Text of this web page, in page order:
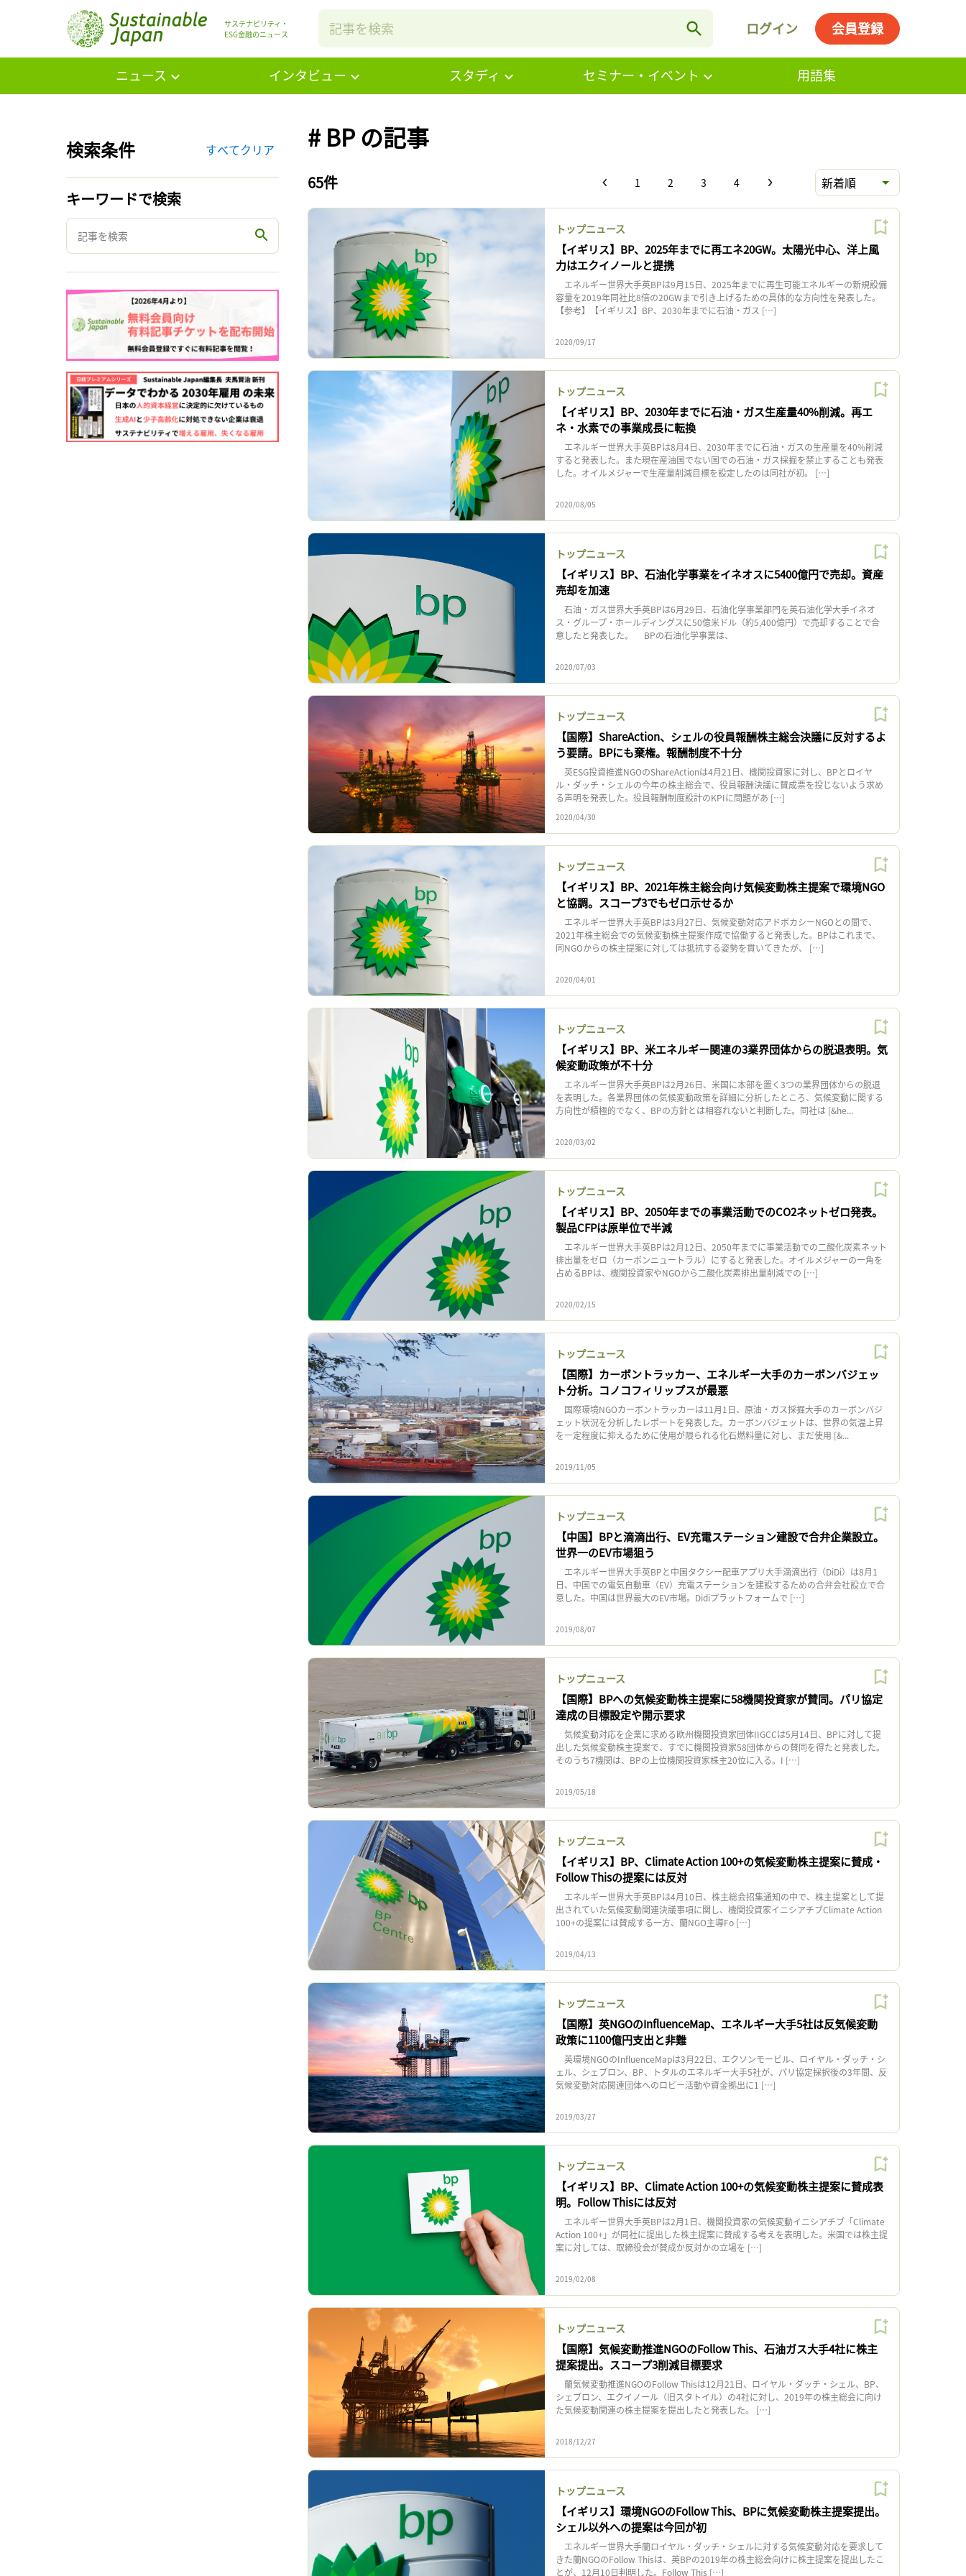
サステナビリティ・
ESG金融のニュース
ログイン 会員登録
ニュース インタビュー スタディ セミナー・イベント 用語集
検索条件 すべてクリア
キーワードで検索
# BP の記事
65件 1 2 3 4 新着順
トップニュース
【イギリス】BP、2025年までに再エネ20GW。太陽光中心、洋上風
力はエクイノールと提携
エネルギー世界大手英BPは9月15日、2025年までに再生可能エネルギーの新規設備
容量を2019年同社比8倍の20GWまで引き上げるための具体的な方向性を発表した。
【参考】【イギリス】BP、2030年までに石油・ガス […]
2020/09/17
トップニュース
【イギリス】BP、2030年までに石油・ガス生産量40%削減。再エ
ネ・水素での事業成長に転換
エネルギー世界大手英BPは8月4日、2030年までに石油・ガスの生産量を40%削減
すると発表した。また現在産油国でない国での石油・ガス採掘を禁止することも発表
した。オイルメジャーで生産量削減目標を設定したのは同社が初。 […]
2020/08/05
トップニュース
【イギリス】BP、石油化学事業をイネオスに5400億円で売却。資産
売却を加速
石油・ガス世界大手英BPは6月29日、石油化学事業部門を英石油化学大手イネオ
ス・グループ・ホールディングスに50億米ドル（約5,400億円）で売却することで合
意したと発表した。 BPの石油化学事業は、
2020/07/03
トップニュース
【国際】ShareAction、シェルの役員報酬株主総会決議に反対するよ
う要請。BPにも棄権。報酬制度不十分
英ESG投資推進NGOのShareActionは4月21日、機関投資家に対し、BPとロイヤ
ル・ダッチ・シェルの今年の株主総会で、役員報酬決議に賛成票を投じないよう求め
る声明を発表した。役員報酬制度設計のKPIに問題があ […]
2020/04/30
トップニュース
【イギリス】BP、2021年株主総会向け気候変動株主提案で環境NGO
と協調。スコープ3でもゼロ示せるか
エネルギー世界大手英BPは3月27日、気候変動対応アドボカシーNGOとの間で、
2021年株主総会での気候変動株主提案作成で協働すると発表した。BPはこれまで、
同NGOからの株主提案に対しては抵抗する姿勢を貫いてきたが、 […]
2020/04/01
トップニュース
【イギリス】BP、米エネルギー関連の3業界団体からの脱退表明。気
候変動政策が不十分
エネルギー世界大手英BPは2月26日、米国に本部を置く3つの業界団体からの脱退
を表明した。各業界団体の気候変動政策を詳細に分析したところ、気候変動に関する
方向性が積極的でなく、BPの方針とは相容れないと判断した。同社は [&he...
2020/03/02
トップニュース
【イギリス】BP、2050年までの事業活動でのCO2ネットゼロ発表。
製品CFPは原単位で半減
エネルギー世界大手英BPは2月12日、2050年までに事業活動での二酸化炭素ネット
排出量をゼロ（カーボンニュートラル）にすると発表した。オイルメジャーの一角を
占めるBPは、機関投資家やNGOから二酸化炭素排出量削減での […]
2020/02/15
トップニュース
【国際】カーボントラッカー、エネルギー大手のカーボンバジェッ
ト分析。コノコフィリップスが最悪
国際環境NGOカーボントラッカーは11月1日、原油・ガス採掘大手のカーボンバジ
ェット状況を分析したレポートを発表した。カーボンバジェットは、世界の気温上昇
を一定程度に抑えるために使用が限られる化石燃料量に対し、まだ使用 [&...
2019/11/05
トップニュース
【中国】BPと滴滴出行、EV充電ステーション建設で合弁企業設立。
世界一のEV市場狙う
エネルギー世界大手英BPと中国タクシー配車アプリ大手滴滴出行（DiDi）は8月1
日、中国での電気自動車（EV）充電ステーションを建設するための合弁会社設立で合
意した。中国は世界最大のEV市場。Didiプラットフォームで […]
2019/08/07
トップニュース
【国際】BPへの気候変動株主提案に58機関投資家が賛同。パリ協定
達成の目標設定や開示要求
気候変動対応を企業に求める欧州機関投資家団体IIGCCは5月14日、BPに対して提
出した気候変動株主提案で、すでに機関投資家58団体からの賛同を得たと発表した。
そのうち7機関は、BPの上位機関投資家株主20位に入る。I […]
2019/05/18
トップニュース
【イギリス】BP、Climate Action 100+の気候変動株主提案に賛成・
Follow Thisの提案には反対
エネルギー世界大手英BPは4月10日、株主総会招集通知の中で、株主提案として提
出されていた気候変動関連決議事項に関し、機関投資家イニシアチブClimate Action
100+の提案には賛成する一方、蘭NGO主導Fo […]
2019/04/13
トップニュース
【国際】英NGOのInfluenceMap、エネルギー大手5社は反気候変動
政策に1100億円支出と非難
英環境NGOのInfluenceMapは3月22日、エクソンモービル、ロイヤル・ダッチ・シ
ェル、シェブロン、BP、トタルのエネルギー大手5社が、パリ協定採択後の3年間、反
気候変動対応関連団体へのロビー活動や資金拠出に1 […]
2019/03/27
トップニュース
【イギリス】BP、Climate Action 100+の気候変動株主提案に賛成表
明。Follow Thisには反対
エネルギー世界大手英BPは2月1日、機関投資家の気候変動イニシアチブ「Climate
Action 100+」が同社に提出した株主提案に賛成する考えを表明した。米国では株主提
案に対しては、取締役会が賛成か反対かの立場を […]
2019/02/08
トップニュース
【国際】気候変動推進NGOのFollow This、石油ガス大手4社に株主
提案提出。スコープ3削減目標要求
蘭気候変動推進NGOのFollow Thisは12月21日、ロイヤル・ダッチ・シェル、BP、
シェブロン、エクイノール（旧スタトイル）の4社に対し、2019年の株主総会に向け
た気候変動関連の株主提案を提出したと発表した。 […]
2018/12/27
トップニュース
【イギリス】環境NGOのFollow This、BPに気候変動株主提案提出。
シェル以外への提案は今回が初
エネルギー世界大手蘭ロイヤル・ダッチ・シェルに対する気候変動対応を要求して
きた蘭NGOのFollow Thisは、英BPの2019年の株主総会向けに株主提案を提出したこ
とが、12月10日判明した。Follow This […]
記事をお気に入りに保存するには
ログインが必要です
ログイン 会員登録